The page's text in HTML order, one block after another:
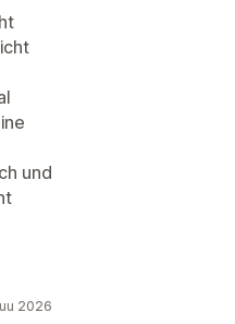
und
2026